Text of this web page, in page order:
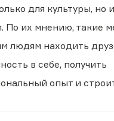
для культуры, но
По их мнению, такие
людям находить
в себе, получить
опыт и